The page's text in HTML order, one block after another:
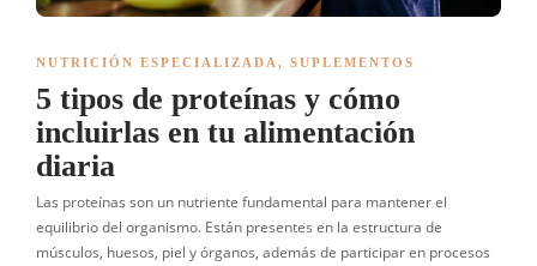
NUTRICIÓN ESPECIALIZADA , SUPLEMENTOS
5 tipos de proteínas y cómo
incluirlas en tu alimentación
diaria
Las proteínas son un nutriente fundamental para mantener el
equilibrio del organismo. Están presentes en la estructura de
músculos, huesos, piel y órganos, además de participar en procesos